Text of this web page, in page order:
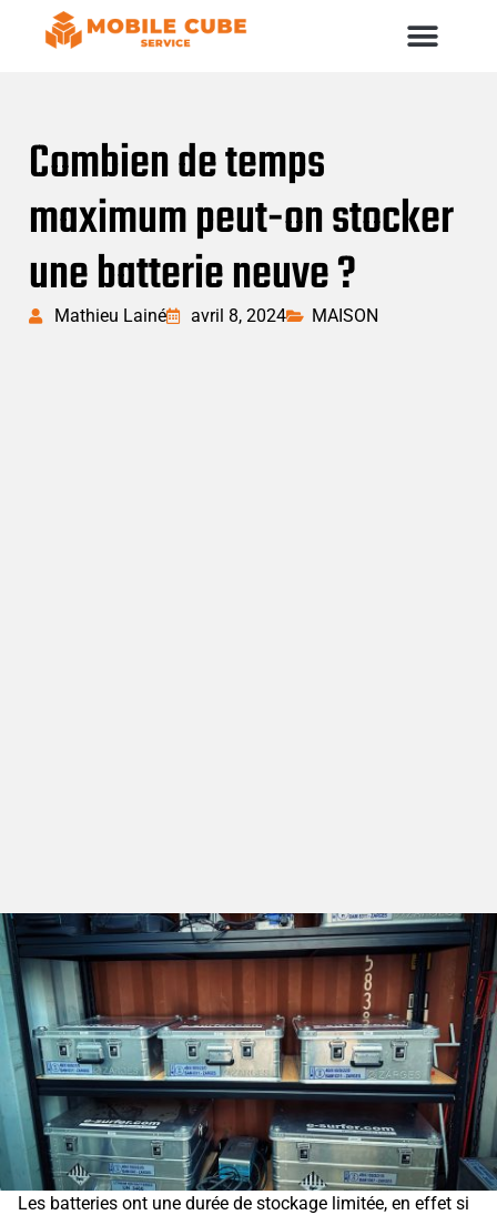
Combien de temps
maximum peut-on stocker
une batterie neuve ?
Mathieu Lainé avril 8, 2024 MAISON
Les batteries ont une durée de stockage limitée, en effet si